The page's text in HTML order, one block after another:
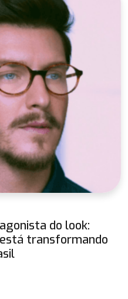
do look:
transformando